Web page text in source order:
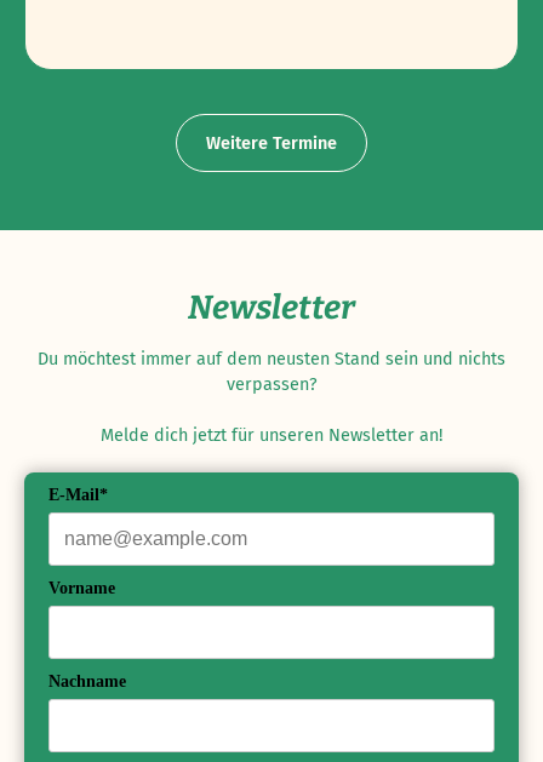
Weitere Termine
Newsletter
Du möchtest immer auf dem neusten Stand sein und nichts
verpassen?
Melde dich jetzt für unseren Newsletter an!
E-Mail*
Vorname
Nachname